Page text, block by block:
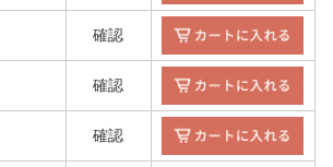
確認
確認
確認